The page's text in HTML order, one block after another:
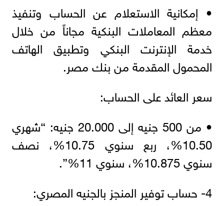
• إمكانية الاستعلام عن الحساب وتنفيذ
معظم المعاملات البنكية مجاناً من خلال
خدمة الإنترنت البنكي وتطبيق الهاتف
المحمول المقدمة من بنك مصر.
سعر العائد على الحساب:
• من 500 جنيه إلى 20.000 جنيه: “شهري
10.50%، ربع سنوي 10.75%، نصف
سنوي 10.875%، سنوي 11%”.
4- حساب توفير المنجز بالجنيه المصري: